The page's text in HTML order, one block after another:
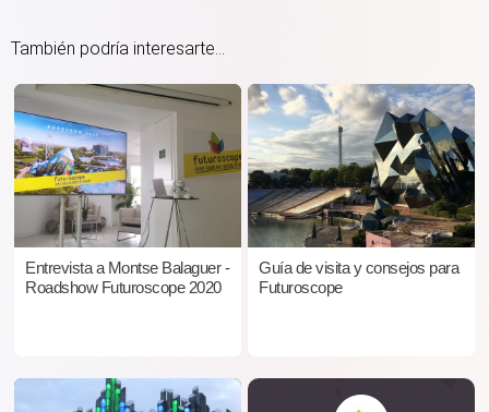
También podría interesarte...
Entrevista a Montse Balaguer -
Roadshow Futuroscope 2020
Guía de visita y consejos para
Futuroscope